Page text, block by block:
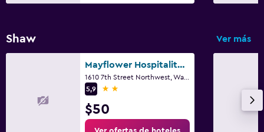
Shaw Ver más
Mayflower Hospitality Hostel
5,9
2 estrellas
$50